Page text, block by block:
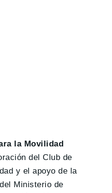
la Movilidad
del Club de
y el apoyo de la
Ministerio de